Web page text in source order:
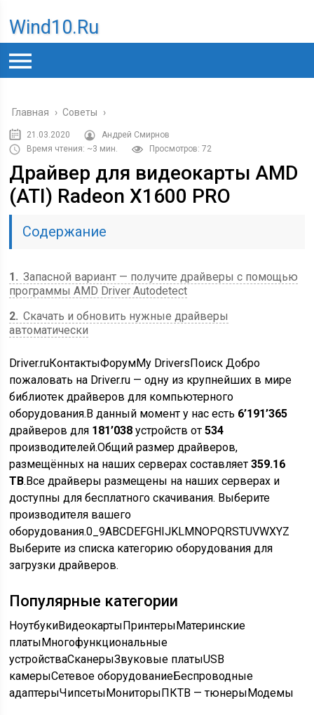
Wind10.ru
Главная › Советы ›
21.03.2020
Андрей Смирнов
Время чтения: ~3 мин.
Просмотров: 72
Драйвер для видеокарты AMD
(ATI) Radeon X1600 PRO
Содержание
1
Запасной вариант — получите драйверы с помощью
программы AMD Driver Autodetect
2 Скачать и обновить нужные драйверы
автоматически
Driver.ruКонтактыФорумMy DriversПоиск Добро
пожаловать на Driver.ru — одну из крупнейших в мире
библиотек драйверов для компьютерного
оборудования.В данный момент у нас есть 6’191’365
драйверов для 181’038 устройств от534
производителей.Общий размер драйверов,
размещённых на наших серверах составляет359.16
TB.Все драйверы размещены на наших серверах и
доступны для бесплатного скачивания. Выберите
производителя вашего
оборудования.0_9ABCDEFGHIJKLMNOPQRSTUVWXYZ
Выберите из списка категорию оборудования для
загрузки драйверов.
Популярные категории
НоутбукиВидеокартыПринтерыМатеринские
платыМногофункциональные
устройстваСканерыЗвуковые платыUSB
камерыСетевое оборудованиеБеспроводные
адаптерыЧипсетыМониторыПКТВ — тюнерыМодемы